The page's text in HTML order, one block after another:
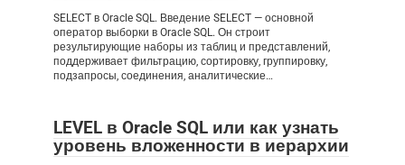
SELECT в Oracle SQL. Введение SELECT — основной
оператор выборки в Oracle SQL. Он строит
результирующие наборы из таблиц и представлений,
поддерживает фильтрацию, сортировку, группировку,
подзапросы, соединения, аналитические…
LEVEL в Oracle SQL или как узнать
уровень вложенности в иерархии